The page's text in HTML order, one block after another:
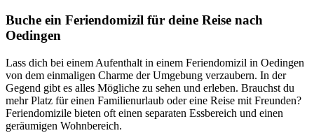
Buche ein Feriendomizil für deine Reise nach
Oedingen
Lass dich bei einem Aufenthalt in einem Feriendomizil in Oedingen
von dem einmaligen Charme der Umgebung verzaubern. In der
Gegend gibt es alles Mögliche zu sehen und erleben. Brauchst du
mehr Platz für einen Familienurlaub oder eine Reise mit Freunden?
Feriendomizile bieten oft einen separaten Essbereich und einen
geräumigen Wohnbereich.